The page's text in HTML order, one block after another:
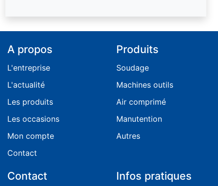
A propos
L'entreprise
L'actualité
Les produits
Les occasions
Mon compte
Contact
Produits
Soudage
Machines outils
Air comprimé
Manutention
Autres
Contact Infos pratiques